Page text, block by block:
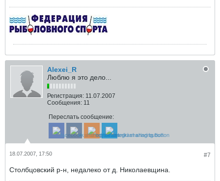
Alexei_R
Люблю я это дело...
Регистрация: 11.07.2007
Сообщения: 11
Переслать сообщение:
#7
18.07.2007, 17:50
Столбцовский р-н, недалеко от д. Николаевщина.